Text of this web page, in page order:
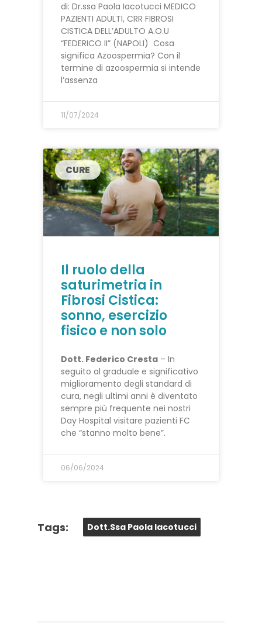
di: Dr.ssa Paola Iacotucci MEDICO
PAZIENTI ADULTI, CRR FIBROSI
CISTICA DELL’ADULTO A.O.U
“FEDERICO II” (NAPOLI) Cosa
significa Azoospermia? Con il
termine di azoospermia si intende
l’assenza
11/07/2024
CURE
Il ruolo della
saturimetria in
Fibrosi Cistica:
sonno, esercizio
fisico e non solo
Dott. Federico Cresta – In
seguito al graduale e significativo
miglioramento degli standard di
cura, negli ultimi anni è diventato
sempre più frequente nei nostri
Day Hospital visitare pazienti FC
che “stanno molto bene”.
06/06/2024
Tags: Dott.ssa Paola Iacotucci